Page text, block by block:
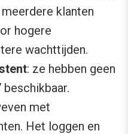
klanten
hogere
wachttijden.
: ze hebben geen
met
Het loggen en